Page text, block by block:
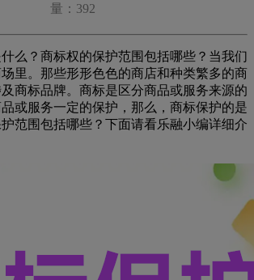
量：392
？商标权的保护范围包括哪些？当我们
里。那些形形色色的商店和种类繁多的商
商标品牌。商标是区分商品或服务来源的
或服务一定的保护，那么，商标保护的是
范围包括哪些？下面请看乐融小编详细介